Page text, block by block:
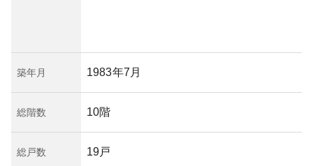
築年月 1983年7月
総階数 10階
総戸数 19戸